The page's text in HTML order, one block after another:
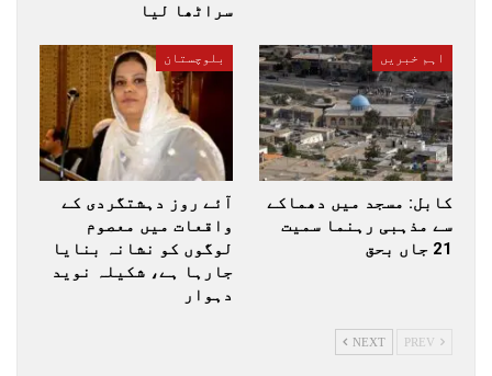
سراٹھا لیا
اہم خبریں
کابل: مسجد میں دھماکے
سے مذہبی رہنما سمیت
21 جاں بحق
بلوچستان
آئے روز دہشتگردی کے
واقعات میں معصوم
لوگوں کو نشانہ بنایا
جارہا ہے، شکیلہ نوید
دہوار
NEXT